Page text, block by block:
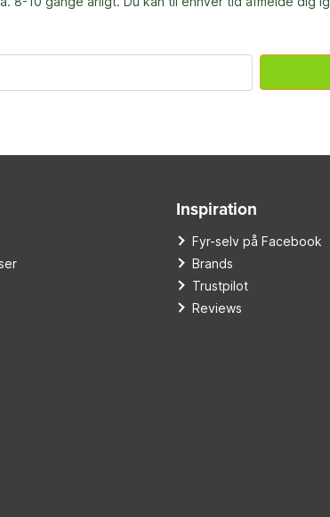
Inspiration
Fyr-selv på Facebook
Brands
Trustpilot
Reviews